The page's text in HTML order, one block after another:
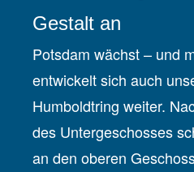
Gestalt an
Potsdam wächst – und
entwickelt sich auch
Humboldtring weiter.
des Untergeschosses
an den oberen